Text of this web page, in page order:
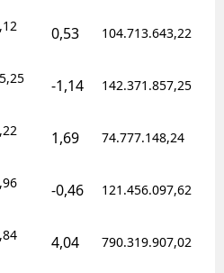
0,53 104.713.643,22
-1,14 142.371.857,25
1,69 74.777.148,24
-0,46 121.456.097,62
4,04 790.319.907,02